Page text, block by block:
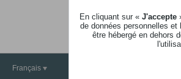
Français
En cliquant sur « J'accepte
de données personnelles
être hébergé en dehors